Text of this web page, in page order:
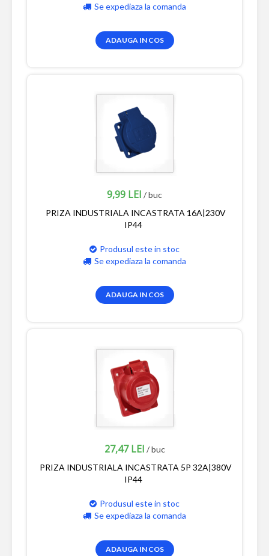
Se expediaza la comanda
ADAUGA IN COS
9,99 LEI / buc
PRIZA INDUSTRIALA INCASTRATA 16A|230V
IP44
Produsul este in stoc
Se expediaza la comanda
ADAUGA IN COS
27,47 LEI / buc
PRIZA INDUSTRIALA INCASTRATA 5P 32A|380V
IP44
Produsul este in stoc
Se expediaza la comanda
ADAUGA IN COS